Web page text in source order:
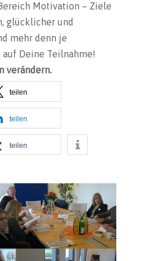
Motivation – Ziele
glücklicher und
mehr denn je
Deine Teilnahme!
verändern.
teilen
teilen
teilen